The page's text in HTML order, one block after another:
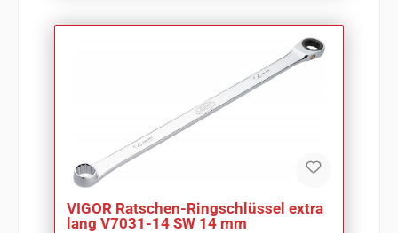
VIGOR Ratschen-Ringschlüssel extra
lang V7031-14 SW 14 mm